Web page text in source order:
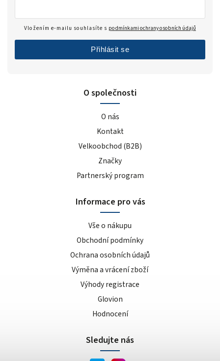
O společnosti
O nás
Kontakt
Velkoobchod (B2B)
Značky
Partnerský program
Informace pro vás
Vše o nákupu
Obchodní podmínky
Ochrana osobních údajů
Výměna a vrácení zboží
Výhody registrace
Glovion
Hodnocení
Vložením e-mailu souhlasíte s podmínkami ochrany osobních údajů
Přihlásit se
Sledujte nás